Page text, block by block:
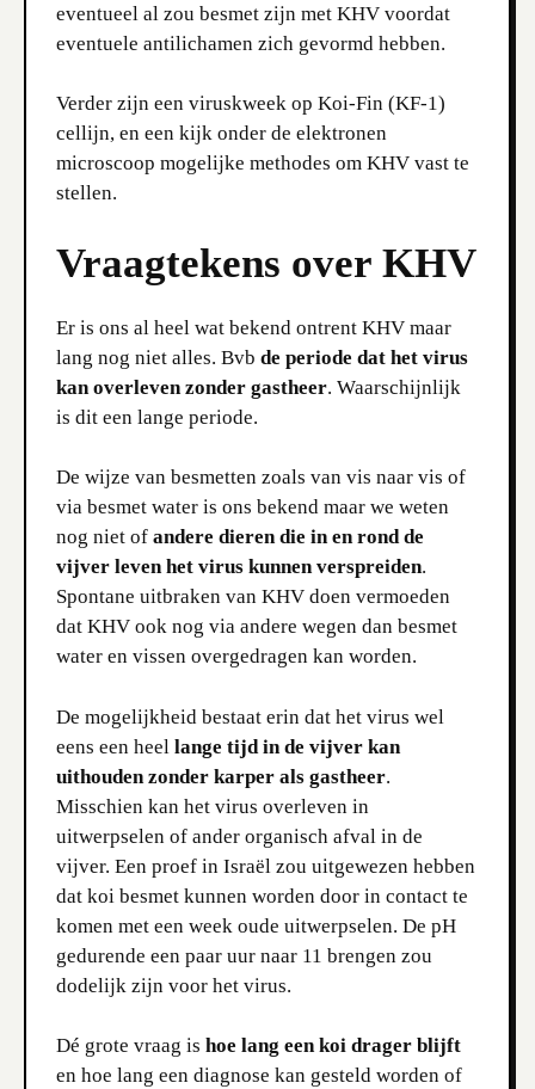
eventueel al zou besmet zijn met KHV voordat
eventuele antilichamen zich gevormd hebben.
Verder zijn een viruskweek op Koi-Fin (KF-1)
cellijn, en een kijk onder de elektronen
microscoop mogelijke methodes om KHV vast te
stellen.
Vraagtekens over KHV
Er is ons al heel wat bekend ontrent KHV maar
lang nog niet alles. Bvb de periode dat het virus
kan overleven zonder gastheer. Waarschijnlijk
is dit een lange periode.
De wijze van besmetten zoals van vis naar vis of
via besmet water is ons bekend maar we weten
nog niet of andere dieren die in en rond de
vijver leven het virus kunnen verspreiden.
Spontane uitbraken van KHV doen vermoeden
dat KHV ook nog via andere wegen dan besmet
water en vissen overgedragen kan worden.
De mogelijkheid bestaat erin dat het virus wel
eens een heel lange tijd in de vijver kan
uithouden zonder karper als gastheer.
Misschien kan het virus overleven in
uitwerpselen of ander organisch afval in de
vijver. Een proef in Israël zou uitgewezen hebben
dat koi besmet kunnen worden door in contact te
komen met een week oude uitwerpselen. De pH
gedurende een paar uur naar 11 brengen zou
dodelijk zijn voor het virus.
Dé grote vraag is hoe lang een koi drager blijft
en hoe lang een diagnose kan gesteld worden of